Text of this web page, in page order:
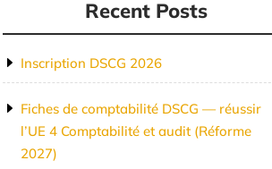
Recent Posts
Inscription DSCG 2026
Fiches de comptabilité DSCG — réussir
l’UE 4 Comptabilité et audit (Réforme
2027)